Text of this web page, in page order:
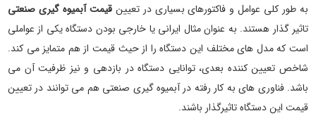
به طور کلی عوامل و فاکتورهای بسیاری در تعیینقیمت آبمیوه گیری صنعتی
تاثیر گذار هستند. به عنوان مثال ایرانی یا خارجی بودن دستگاه یکی از عواملی
است که مدل های مختلف این دستگاه را از حیث قیمت از هم متمایز می کند.
شاخص تعیین کننده بعدی، توانایی دستگاه در بازدهی و نیز ظرفیت آن می
باشد. فناوری های به کار رفته در آبمیوه گیری صنعتی هم می توانند در تعیین
قیمت این دستگاه تاثیرگذار باشند.